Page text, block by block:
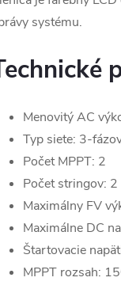
systému.
Menovitý AC
Typ siete: 3-
Počet MPPT: 2
Počet stringov: 2
Maximálny FV
Maximálne DC
Štartovacie
MPPT rozsah: